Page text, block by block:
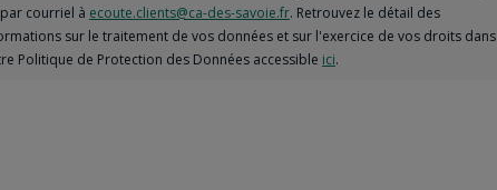
courriel à ecoute.clients@ca-des-savoie.fr. Retrouvez le détail des
sur le traitement de vos données et sur l'exercice de vos droits dans
Politique de Protection des Données accessible ici.